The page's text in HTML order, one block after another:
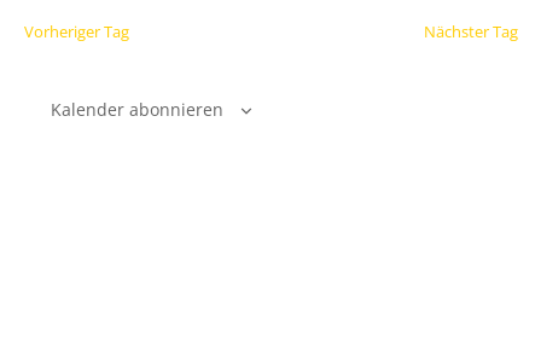
Vorheriger Tag Nächster Tag
Kalender abonnieren